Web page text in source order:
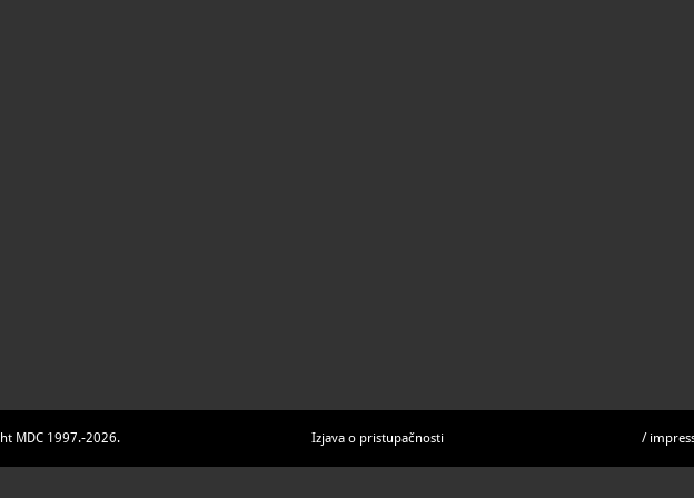
MDC 1997.-2026. Izjava o pristupačnosti /